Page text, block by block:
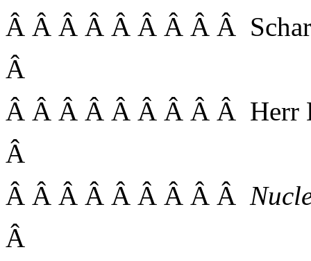
Â Â Â Â Â Â Â Â Â
Â
Â Â Â Â Â Â Â Â Â Herr
Â
Â Â Â Â Â Â Â Â Â
Â